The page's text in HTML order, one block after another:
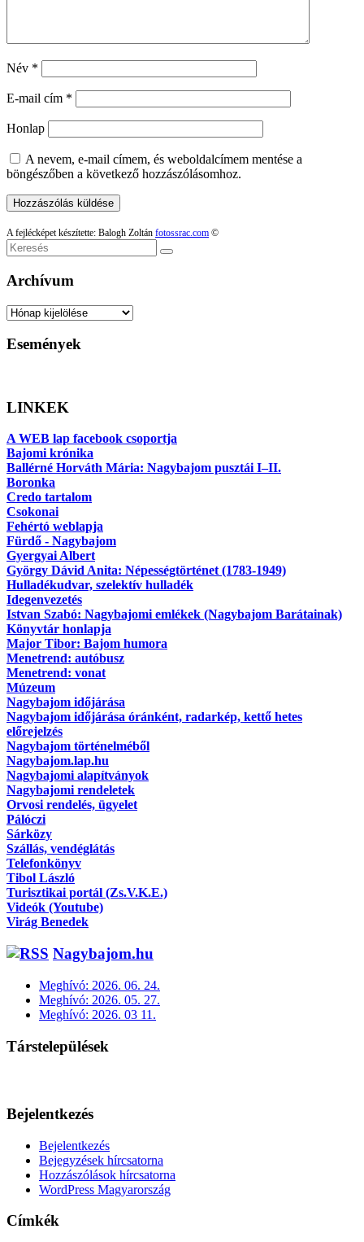
Név *
E-mail cím *
Honlap
A nevem, e-mail címem, és weboldalcímem mentése a
böngészőben a következő hozzászólásomhoz.
A fejlécképet készítette: Balogh Zoltán fotossrac.com ©
Keresés
Archívum
Archívum
Események
LINKEK
A WEB lap facebook csoportja
Bajomi krónika
Ballérné Horváth Mária: Nagybajom pusztái I–II.
Boronka
Credo tartalom
Csokonai
Fehértó weblapja
Fürdő - Nagybajom
Gyergyai Albert
György Dávid Anita: Népességtörténet (1783-1949)
Hulladékudvar, szelektív hulladék
Idegenvezetés
Istvan Szabó: Nagybajomi emlékek (Nagybajom Barátainak)
Könyvtár honlapja
Major Tibor: Bajom humora
Menetrend: autóbusz
Menetrend: vonat
Múzeum
Nagybajom időjárása
Nagybajom időjárása óránként, radarkép, kettő hetes
előrejelzés
Nagybajom történelméből
Nagybajom.lap.hu
Nagybajomi alapítványok
Nagybajomi rendeletek
Orvosi rendelés, ügyelet
Pálóczi
Sárközy
Szállás, vendéglátás
Telefonkönyv
Tibol László
Turisztikai portál (Zs.V.K.E.)
Videók (Youtube)
Virág Benedek
Nagybajom.hu
Meghívó: 2026. 06. 24.
Meghívó: 2026. 05. 27.
Meghívó: 2026. 03 11.
Társtelepülések
Bejelentkezés
Bejelentkezés
Bejegyzések hírcsatorna
Hozzászólások hírcsatorna
WordPress Magyarország
Címkék